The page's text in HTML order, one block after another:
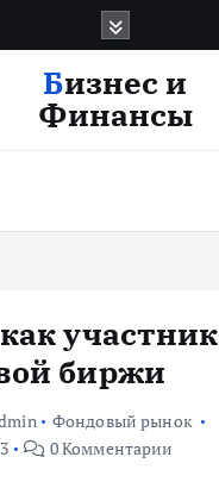
Бизнес и
Финансы
участник
биржи
Фондовый рынок
0 Комментарии